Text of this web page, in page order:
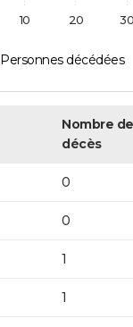
Personnes décédées
10 20 30
Nombre de
décès
0
0
1
1